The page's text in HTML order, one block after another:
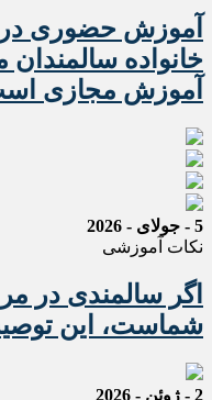
آموزش حضوری در
خانواده سالمندان
آموزش مجازی
5 - جولای - 2026
نکات آموزشی
اگر سالمندی در
شماست، این
2 - ژوئن - 2026